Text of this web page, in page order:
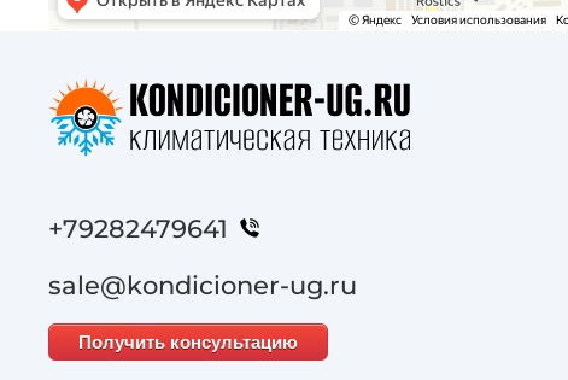
+79282479641
sale@kondicioner-ug.ru
Получить консультацию